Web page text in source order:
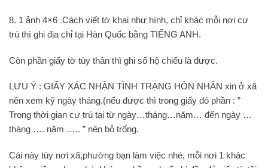
8. 1 ảnh 4×6 .Cách viết tờ khai như hình, chỉ khác mỗi nơi cư
trú thì ghi địa chỉ tại Hàn Quốc bằng TIẾNG ANH.
Còn phần giấy tờ tùy thân thì ghi số hộ chiếu là được.
LƯU Ý : GIẤY XÁC NHẬN TÌNH TRẠNG HÔN NHÂN xin ở xã
nên xem kỹ ngày tháng.(nếu được thì trong giấy đó phần : ”
Trong thời gian cư trú tại từ ngày…tháng…năm… đến ngày …
tháng …. năm ….. ” nên bỏ trống.
Cái này tùy nơi xã,phường bạn làm việc nhé, mỗi nơi 1 khác